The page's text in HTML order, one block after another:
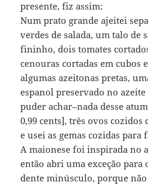
presente, fiz assim:
Num prato grande ajeitei
verdes de salada, um talo de
fininho, dois tomates
cenouras cortadas em cubos
algumas azeitonas pretas,
espanol preservado no
puder achar–nada desse
0,99 cents], três ovos cozidos
e usei as gemas cozidas para
A maionese foi inspirada no
então abri uma exceção para
dente minúsculo, porque